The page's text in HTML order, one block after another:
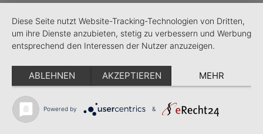
Diese Seite nutzt Website-Tracking-Technologien von Dritten,
um ihre Dienste anzubieten, stetig zu verbessern und Werbung
entsprechend den Interessen der Nutzer anzuzeigen.
ABLEHNEN AKZEPTIEREN MEHR
Powered by &